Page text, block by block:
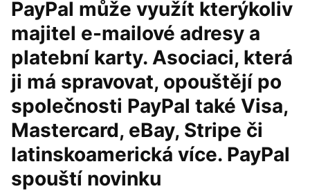
PayPal může využít kterýkoliv
majitel e-mailové adresy a
platební karty. Asociaci, která
ji má spravovat, opouštějí po
společnosti PayPal také Visa,
Mastercard, eBay, Stripe či
latinskoamerická více. PayPal
spouští novinku